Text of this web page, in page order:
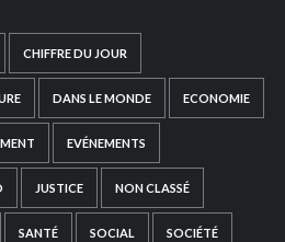
CHIFFRE DU JOUR
DANS LE MONDE ECONOMIE
EVÉNEMENTS
JUSTICE NON CLASSÉ
SANTÉ SOCIAL SOCIÉTÉ